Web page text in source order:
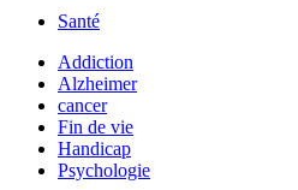
Santé
Addiction
Alzheimer
cancer
Fin de vie
Handicap
Psychologie